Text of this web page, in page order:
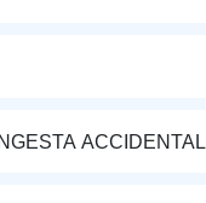
ACCIDENTAL